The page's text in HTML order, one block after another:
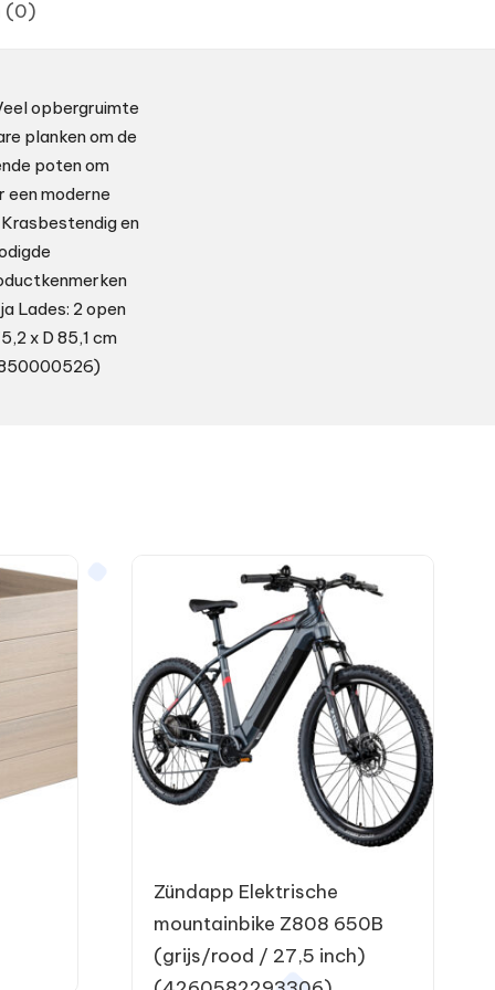
(0)
opbergruimte
planken om de
poten om
een moderne
en
Lades: 2 open
x D 85,1 cm
Zündapp Elektrische
mountainbike Z808 650B
(grijs/rood / 27,5 inch)